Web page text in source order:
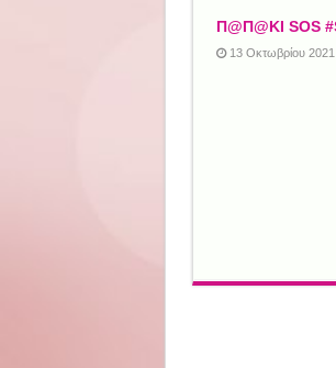
Π@Π@ΚΙ SOS
13 Οκτωβρίου 2021